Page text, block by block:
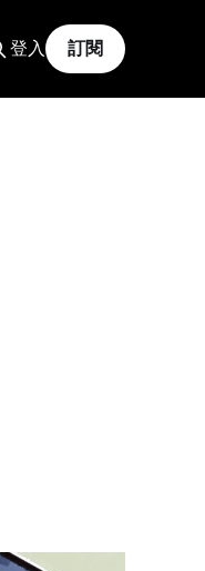
登入 訂閱